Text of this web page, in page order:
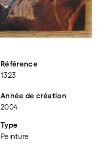
Référence
1323
Année de création
2004
Type
Peinture